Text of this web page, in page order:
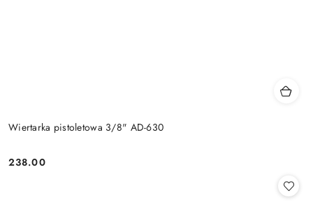
Wiertarka pistoletowa 3/8" AD-630
Cena:
238.00